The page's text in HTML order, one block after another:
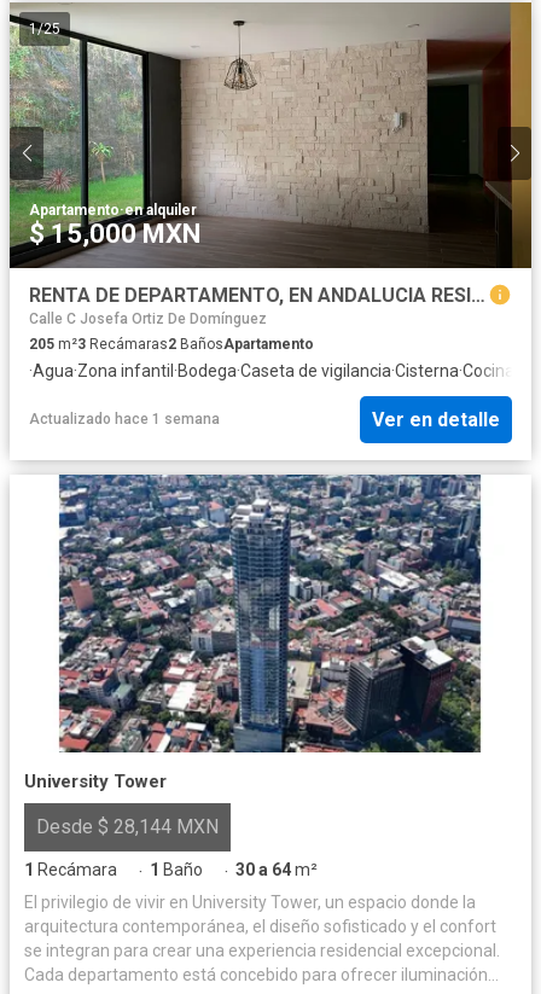
1/25
Apartamento·en alquiler
$ 15,000 MXN
RENTA DE DEPARTAMENTO, EN ANDALUCIA RESIDENCIAL, PUEBLA, CERCA DE TEC MILENIÓ 3 RECAMARAS, PLANTA BAJA
Calle C Josefa Ortiz De Domínguez
205 m²3 Recámaras2 BañosApartamento
·Agua·Zona infantil·Bodega·Caseta de vigilancia·Cisterna·Cocina
Actualizado hace 1 semana Ver en detalle
University Tower
Desde $ 28,144 MXN
1 Recámara · 1 Baño · 30 a 64m²
El privilegio de vivir en University Tower, un espacio donde la
arquitectura contemporánea, el diseño sofisticado y el confort
se integran para crear una experiencia residencial excepcional.
Cada departamento está concebido para ofrecer iluminación